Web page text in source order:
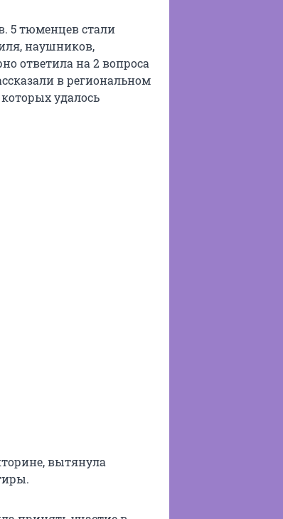
5 тюменцев стали
наушников,
ответила на 2 вопроса
в региональном
удалось
вытянула